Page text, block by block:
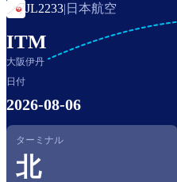
JL2233| 日本航空
ITM
大阪伊丹
日付
2026-08-06
ターミナル
北